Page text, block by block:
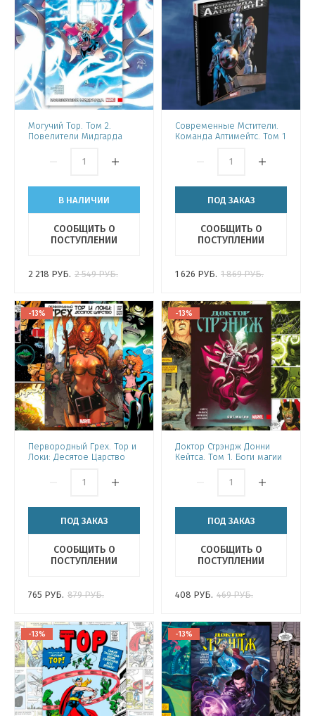
Могучий Тор. Том 2.
Повелители Мидгарда
В НАЛИЧИИ
СООБЩИТЬ О
ПОСТУПЛЕНИИ
2 218 РУБ. 2 549РУБ.
Современные Мстители.
Команда Алтимейтс. Том 1
ПОД ЗАКАЗ
СООБЩИТЬ О
ПОСТУПЛЕНИИ
1 626 РУБ. 1 869РУБ.
-13%
Первородный Грех. Тор и
Локи: Десятое Царство
ПОД ЗАКАЗ
СООБЩИТЬ О
ПОСТУПЛЕНИИ
765 РУБ. 879РУБ.
-13%
Доктор Стрэндж Донни
Кейтса. Том 1. Боги магии
ПОД ЗАКАЗ
СООБЩИТЬ О
ПОСТУПЛЕНИИ
408 РУБ. 469РУБ.
-13% -13%